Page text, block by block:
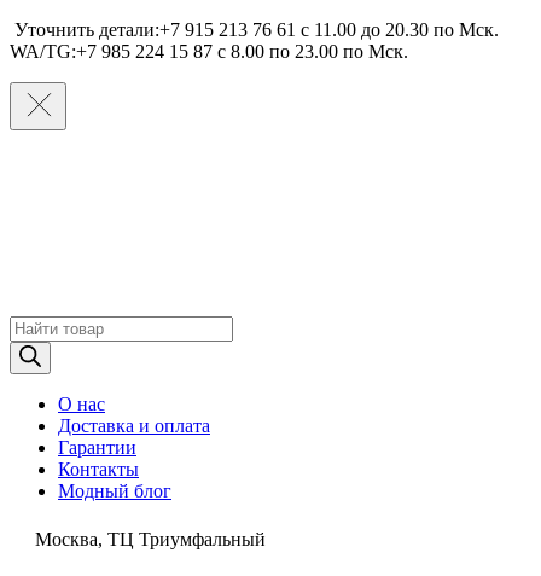
Уточнить детали:+7 915 213 76 61 c 11.00 до 20.30 по Мcк.
WA/TG:+7 985 224 15 87 c 8.00 по 23.00 по Мcк.
Поиск
товаров
О нас
Доставка и оплата
Гарантии
Контакты
Модный блог
Москва, ТЦ Триумфальный